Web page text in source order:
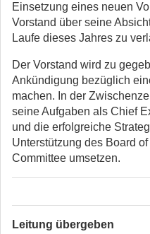
Einsetzung eines neuen
Vorstand über seine
Laufe dieses Jahres zu
Der Vorstand wird zu
Ankündigung bezüglich
machen. In der
seine Aufgaben als Chief
und die erfolgreiche
Unterstützung des Board
Committee umsetzen.
Leitung übergeben